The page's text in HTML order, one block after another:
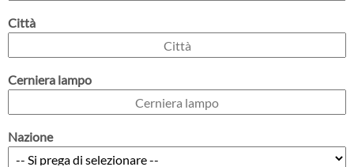
Città
Cerniera lampo
Nazione